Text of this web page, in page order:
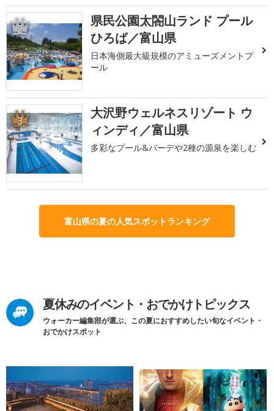
2
県民公園太閤山ランド プール
ひろば／富山県
日本海側最大級規模のアミューズメントプ
ール
3
大沢野ウェルネスリゾート ウ
ィンディ／富山県
多彩なプール&バーデや2種の源泉を楽しむ
富山県の夏の人気スポットランキング
夏休みのイベント・おでかけトピックス
ウォーカー編集部が選ぶ、この夏におすすめしたい旬なイベント・
おでかけスポット